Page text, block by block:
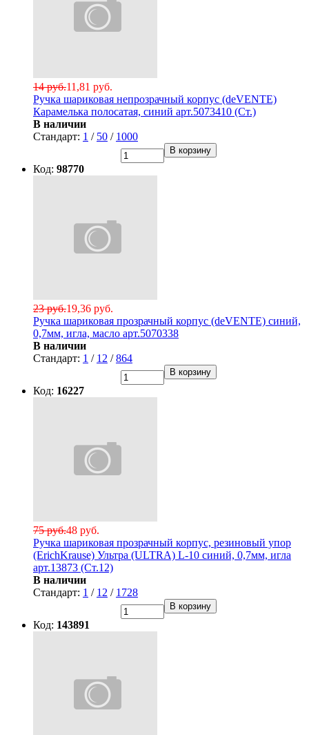
11,81 руб.
14 руб.
Ручка шариковая непрозрачный корпус (deVENTE)
Карамелька полосатая, синий арт.5073410 (Ст.)
В наличии
Стандарт: 1 / 50 / 1000
В корзину
Код: 98770
19,36 руб.
23 руб.
Ручка шариковая прозрачный корпус (deVENTE) синий,
0,7мм, игла, масло арт.5070338
В наличии
Стандарт: 1 / 12 /864
В корзину
Код: 16227
48 руб.
75 руб.
Ручка шариковая прозрачный корпус, резиновый упор
(ErichKrause) Ультра (ULTRA) L-10 синий, 0,7мм, игла
арт.13873 (Ст.12)
В наличии
Стандарт: 1 / 12 / 1728
В корзину
Код: 143891